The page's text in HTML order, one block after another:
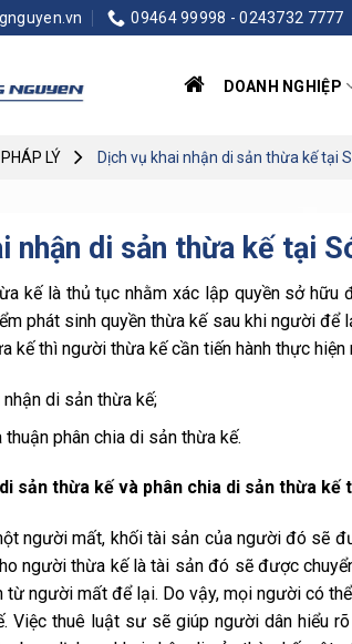
09464 99998 - 0243732 7777
DOANH NGHIỆP
LÝ Dịch vụ khai nhận di sản thừa kế tại
nhận di sản thừa kế tại
kế là thủ tục nhằm xác lập quyền sở
phát sinh quyền thừa kế sau khi người
kế thì người thừa kế cần tiến hành thực
di sản thừa kế;
thuận phân chia di sản thừa kế.
sản thừa kế và phân chia di sản thừa kế
người mất, khối tài sản của người đó sẽ
người thừa kế là tài sản đó sẽ được
từ người mất để lại. Do vậy, mọi người có
Việc thuê luật sư sẽ giúp người dân hiểu